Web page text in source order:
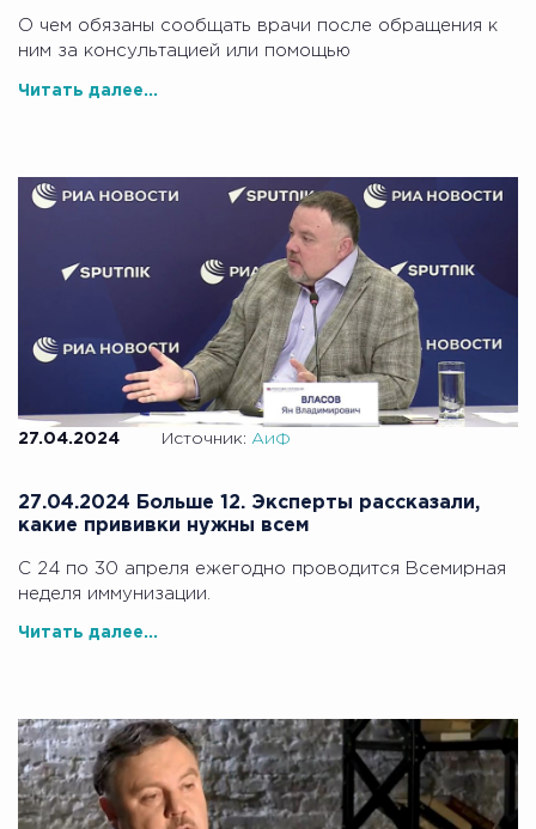
О чем обязаны сообщать врачи после обращения к
ним за консультацией или помощью
Читать далее...
27.04.2024 Источник: АиФ
27.04.2024 Больше 12. Эксперты рассказали,
какие прививки нужны всем
С 24 по 30 апреля ежегодно проводится Всемирная
неделя иммунизации.
Читать далее...